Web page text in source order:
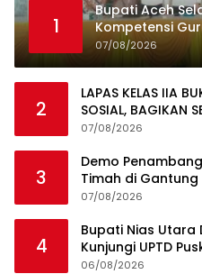
1
Bupati Aceh
Kompetensi
Sama dengan
07/08/2026
2
LAPAS KELAS IIA
SOSIAL, BAGIKAN
MASYARAKAT
07/08/2026
3
Demo
Timah di
Niaga Timah Jadi
07/08/2026
4
Bupati Nias Utara
Kunjungi UPTD
06/08/2026